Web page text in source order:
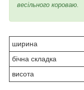
весільного короваю.
ширина
бічна складка
висота